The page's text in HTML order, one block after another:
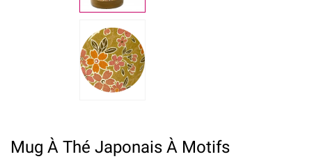
Mug À Thé Japonais À Motifs